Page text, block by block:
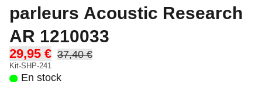
parleurs Acoustic Research
AR 1210033
29,95 € 37,40 €
Kit-SHP-241
En stock